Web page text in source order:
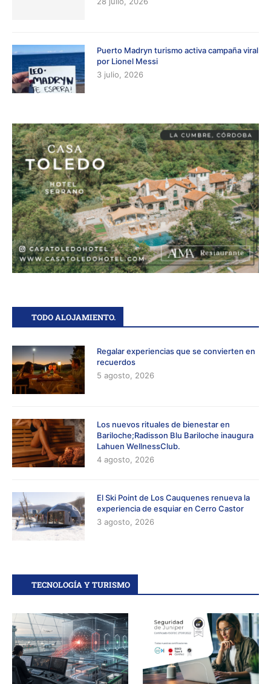
Puerto Madryn turismo activa campaña viral
por Lionel Messi
3 julio, 2026
TODO ALOJAMIENTO.
Regalar experiencias que se convierten en
recuerdos
5 agosto, 2026
Los nuevos rituales de bienestar en
Bariloche;Radisson Blu Bariloche inaugura
Lahuen WellnessClub.
4 agosto, 2026
El Ski Point de Los Cauquenes renueva la
experiencia de esquiar en Cerro Castor
3 agosto, 2026
TECNOLOGÍA Y TURISMO